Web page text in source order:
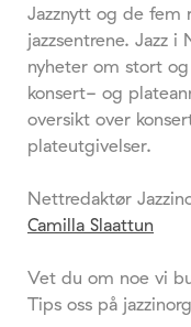
Jazznytt og de fem
jazzsentrene. Jazz i
nyheter om stort
konsert- og
oversikt over
plateutgivelser.
Nettredaktør
Camilla Slaattun
Vet du om noe vi
Tips oss på